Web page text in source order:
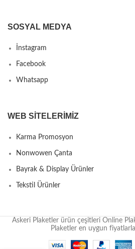
SOSYAL MEDYA
İnstagram
Facebook
Whatsapp
WEB SITELERIMIZ
Karma Promosyon
Nonwowen Çanta
Bayrak & Display Ürünler
Tekstil Ürünler
Askeri Plaketler ürün çeşitleri Online
Plaketler en uygun